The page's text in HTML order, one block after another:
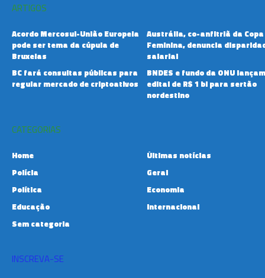
ARTIGOS
Acordo Mercosul-União Europeia
pode ser tema da cúpula de
Bruxelas
Austrália, co-anfitriã da Copa
Feminina, denuncia
salarial
BC fará consultas públicas para
regular mercado de criptoativos
BNDES e fundo da ONU lançam
edital de R$ 1 bi para sertão
nordestino
CATEGORIAS
Home
Últimas notícias
Polícia
Geral
Política
Economia
Educação
Internacional
Sem categoria
INSCREVA-SE